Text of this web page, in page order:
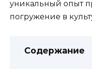
уникальный опыт
погружение в
Содержание